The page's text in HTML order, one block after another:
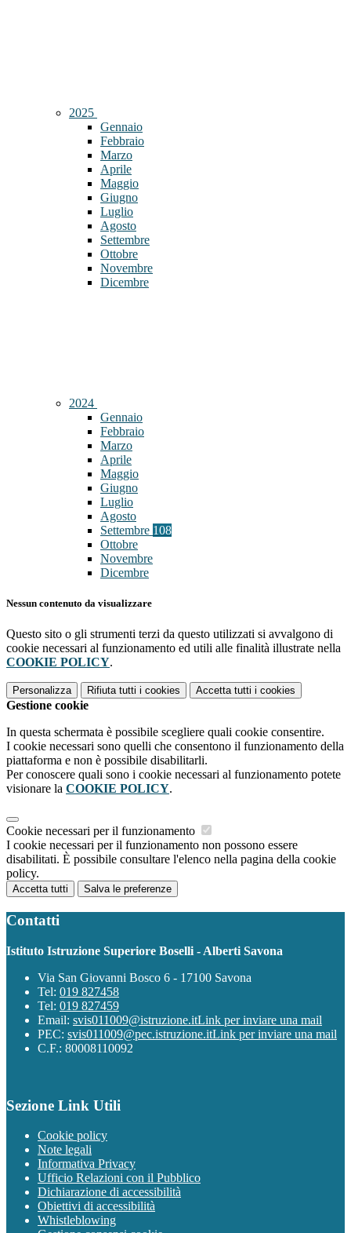
2025
Gennaio
Febbraio
Marzo
Aprile
Maggio
Giugno
Luglio
Agosto
Settembre
Ottobre
Novembre
Dicembre
2024
Gennaio
Febbraio
Marzo
Aprile
Maggio
Giugno
Luglio
Agosto
Settembre 108
Ottobre
Novembre
Dicembre
Nessun contenuto da visualizzare
Questo sito o gli strumenti terzi da questo utilizzati si avvalgono di
cookie necessari al funzionamento ed utili alle finalità illustrate nella
COOKIE POLICY.
Personalizza Rifiuta tutti i cookies Accetta tutti i cookies
Gestione cookie
In questa schermata è possibile scegliere quali cookie consentire.
I cookie necessari sono quelli che consentono il funzionamento della
piattaforma e non è possibile disabilitarli.
Per conoscere quali sono i cookie necessari al funzionamento potete
visionare la COOKIE POLICY.
Cookie necessari per il funzionamento
I cookie necessari per il funzionamento non possono essere
disabilitati. È possibile consultare l'elenco nella pagina della cookie
policy.
Accetta tutti Salva le preferenze
Contatti
Istituto Istruzione Superiore Boselli - Alberti Savona
Via San Giovanni Bosco 6 - 17100 Savona
Tel: 019 827458
Tel: 019 827459
Email: svis011009@istruzione.itLink per inviare una mail
PEC: svis011009@pec.istruzione.itLink per inviare una mail
C.F.: 80008110092
Sezione Link Utili
Cookie policy
Note legali
Informativa Privacy
Ufficio Relazioni con il Pubblico
Dichiarazione di accessibilità
Obiettivi di accessibilità
Whistleblowing